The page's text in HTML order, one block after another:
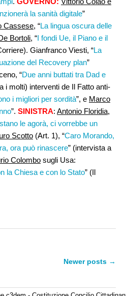
la sanità digitale”
Cassese, “La lingua oscura delle
Bortoli, “I fondi Ue, il Piano e il
Gianfranco Viesti, “La
del Recovery plan”
“Due anni buttati tra Dad e
i molti) interventi de Il Fatto anti-
i migliori per sordità”, e Marco
”. SINISTRA: Antonio Floridia,
le agorà, ci vorrebbe un
Scotto (Art. 1), “Caro Morando,
ora può rinascere” (intervista a
Colombo sugli Usa:
la Chiesa e con lo Stato” (Il
Newer posts →